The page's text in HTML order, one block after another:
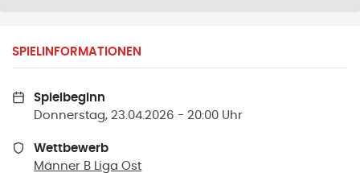
SPIELINFORMATIONEN
Spielbeginn
Donnerstag, 23.04.2026 - 20:00 Uhr
Wettbewerb
Männer B Liga Ost